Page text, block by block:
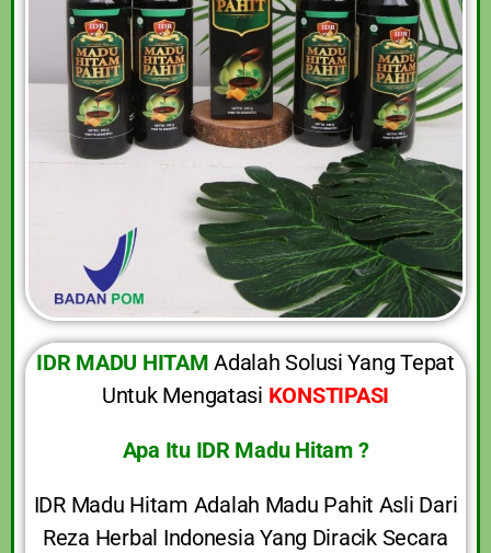
IDR MADU HITAM Adalah Solusi Yang Tepat
Untuk Mengatasi KONSTIPASI
Apa Itu IDR Madu Hitam ?
IDR Madu Hitam Adalah Madu Pahit Asli Dari
Reza Herbal Indonesia Yang Diracik Secara